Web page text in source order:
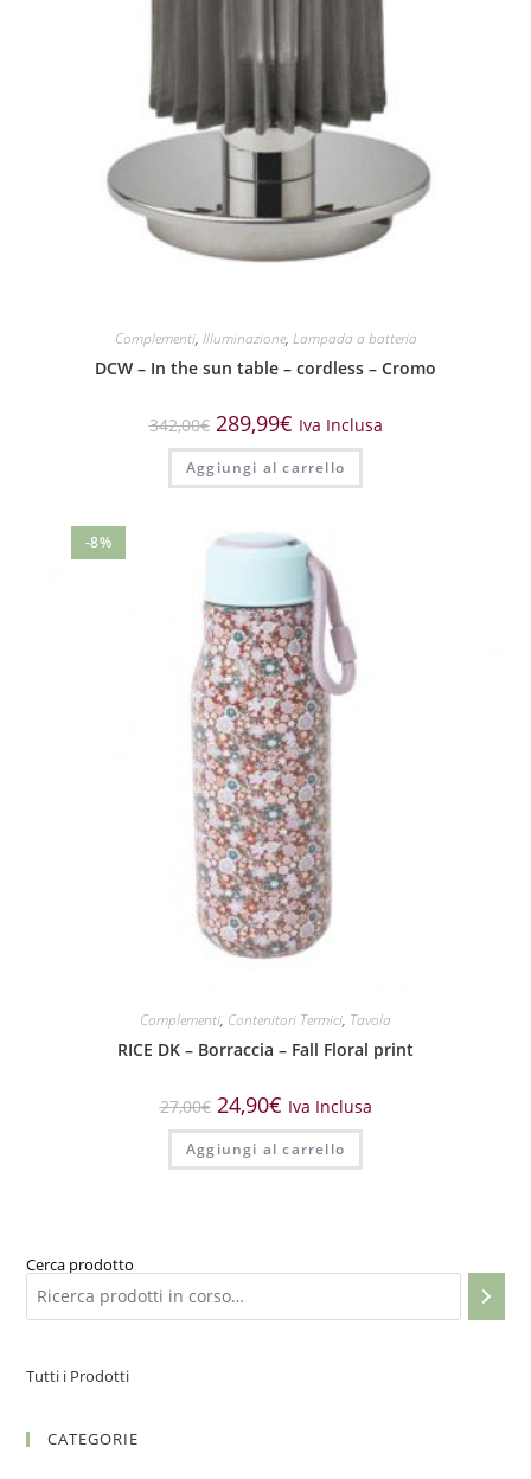
Complementi, Illuminazione, Lampada a batteria
DCW – In the sun table – cordless – Cromo
342,00€ 289,99€ Iva Inclusa
Aggiungi al carrello
-8%
Complementi, Contenitori Termici, Tavola
RICE DK – Borraccia – Fall Floral print
27,00€ 24,90€ Iva Inclusa
Aggiungi al carrello
Cerca prodotto
Tutti i Prodotti
CATEGORIE